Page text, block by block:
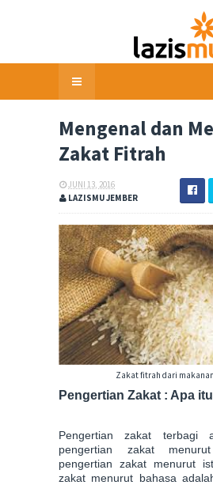
Mengenal dan
Zakat Fitrah
JUNI 13, 2016
LAZISMU JEMBER
Zakat fitrah dari
Pengertian Zakat : Apa
Pengertian zakat terbagi
pengertian zakat
pengertian zakat menurut
zakat menurut bahasa